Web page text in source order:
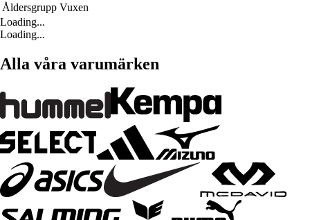
Åldersgrupp Vuxen
Loading...
Loading...
Alla våra varumärken